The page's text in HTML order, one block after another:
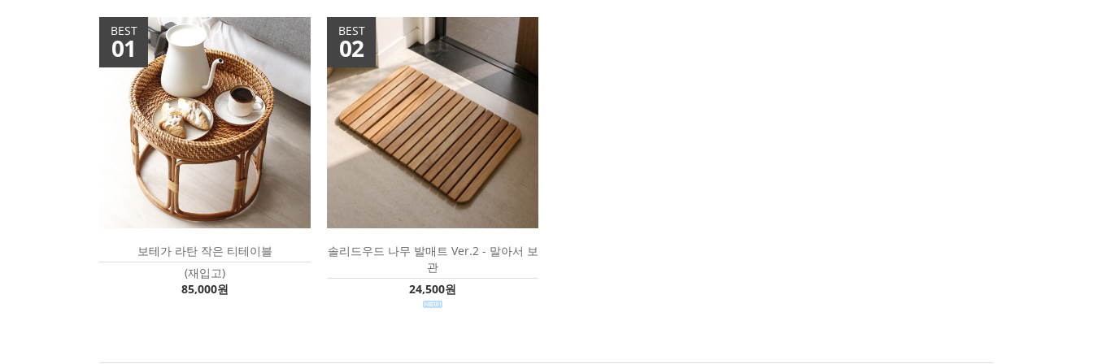
BEST
01
보테가 라탄 작은 티테이블
(재입고)
85,000원
BEST
02
솔리드우드 나무 발매트 Ver.2 - 말아서 보
관
24,500원